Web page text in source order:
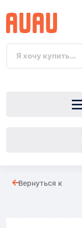
Вернуться к